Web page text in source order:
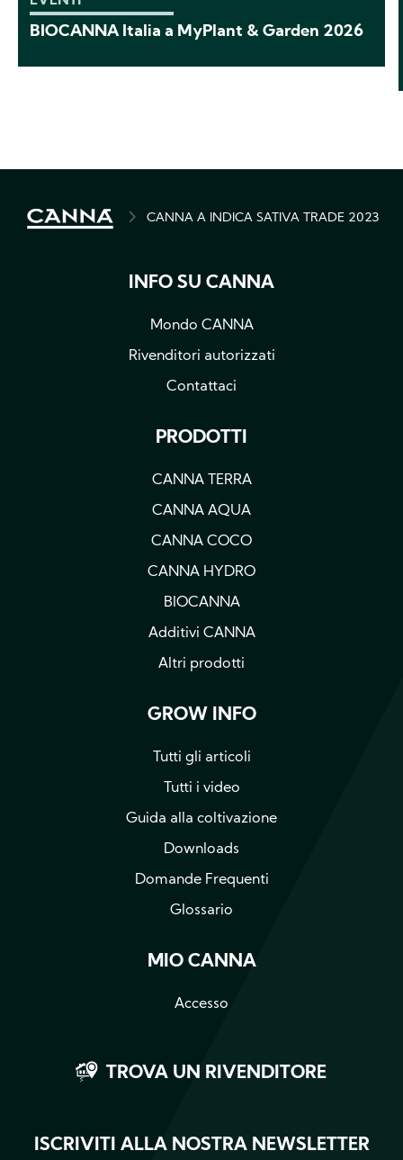
BIOCANNA Italia a MyPlant & Garden 2026
BREADCRUMBCANNA A INDICA SATIVA TRADE 2023
INFO SU CANNA
Mondo CANNA
Rivenditori autorizzati
Contattaci
PRODOTTI
CANNA TERRA
CANNA AQUA
CANNA COCO
CANNA HYDRO
BIOCANNA
Additivi CANNA
Altri prodotti
GROW INFO
Tutti gli articoli
Tutti i video
Guida alla coltivazione
Downloads
Domande Frequenti
Glossario
MIO CANNA
Accesso
TROVA UN RIVENDITORE
ISCRIVITI ALLA NOSTRA NEWSLETTER